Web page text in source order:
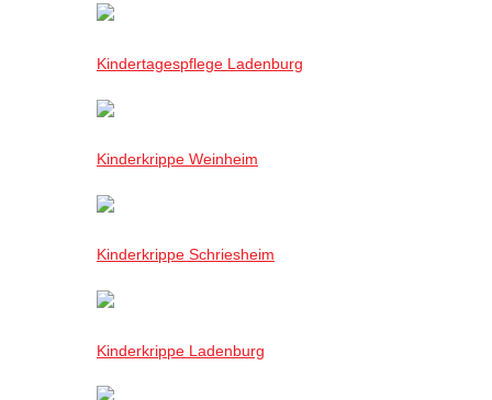
Kindertagespflege Ladenburg
Kinderkrippe Weinheim
Kinderkrippe Schriesheim
Kinderkrippe Ladenburg